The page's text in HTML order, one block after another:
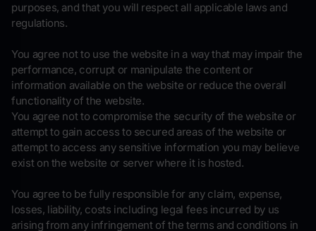
purposes, and that you will respect all applicable laws and
regulations.
You agree not to use the website in a way that may impair the
performance, corrupt or manipulate the content or
information available on the website or reduce the overall
functionality of the website.
You agree not to compromise the security of the website or
attempt to gain access to secured areas of the website or
attempt to access any sensitive information you may believe
exist on the website or server where it is hosted.
You agree to be fully responsible for any claim, expense,
losses, liability, costs including legal fees incurred by us
arising from any infringement of the terms and conditions in